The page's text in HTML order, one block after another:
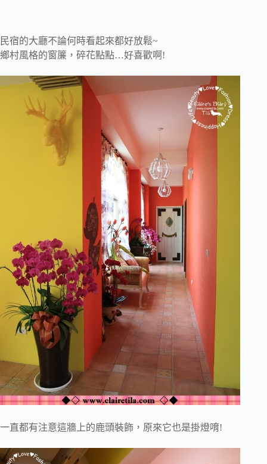
民宿的大廳不論何時看起來都好放鬆~
鄉村風格的窗簾，碎花點點…好喜歡啊!
一直都有注意這牆上的鹿頭裝飾，原來它也是掛燈唷!